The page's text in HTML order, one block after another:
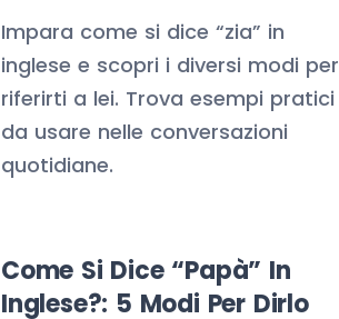
Impara come si dice “zia” in
inglese e scopri i diversi modi per
riferirti a lei. Trova esempi pratici
da usare nelle conversazioni
quotidiane.
Come Si Dice “Papà” In
Inglese?: 5 Modi Per Dirlo